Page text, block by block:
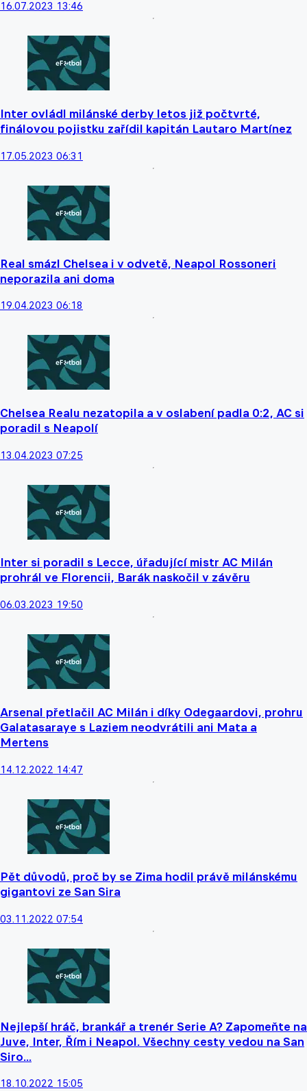
16.07.2023 13:46
Inter ovládl milánské derby letos již počtvrté,
finálovou pojistku zařídil kapitán Lautaro Martínez
17.05.2023 06:31
Real smázl Chelsea i v odvetě, Neapol Rossoneri
neporazila ani doma
19.04.2023 06:18
Chelsea Realu nezatopila a v oslabení padla 0:2, AC si
poradil s Neapolí
13.04.2023 07:25
Inter si poradil s Lecce, úřadující mistr AC Milán
prohrál ve Florencii, Barák naskočil v závěru
06.03.2023 19:50
Arsenal přetlačil AC Milán i díky Odegaardovi, prohru
Galatasaraye s Laziem neodvrátili ani Mata a
Mertens
14.12.2022 14:47
Pět důvodů, proč by se Zima hodil právě milánskému
gigantovi ze San Sira
03.11.2022 07:54
Nejlepší hráč, brankář a trenér Serie A? Zapomeňte na
Juve, Inter, Řím i Neapol. Všechny cesty vedou na San
Siro...
18.10.2022 15:05